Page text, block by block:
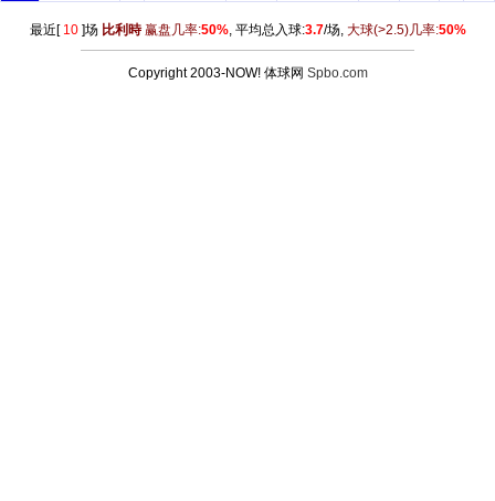
最近[ 10]场 比利時赢盘几率:50%, 平均总入球:3.7/场, 大球(>2.5)几率:50%
Copyright 2003-NOW! 体球网 Spbo.com